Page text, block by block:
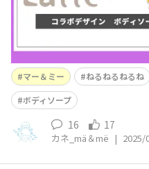
マー＆ミー ねるねるねるね
ボディソープ
16 17
カネ_mä＆më | 2025/